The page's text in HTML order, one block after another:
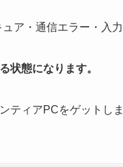
ア・通信エラー・入
状態になります。
ティアPCをゲットしま